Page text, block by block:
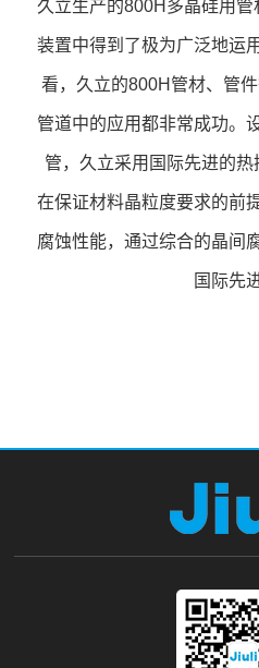
久立生产的800H多晶硅用
装置中得到了极为广泛地运
看，久立的800H管材、管
管道中的应用都非常成功。
管，久立采用国际先进的热
在保证材料晶粒度要求的前
腐蚀性能，通过综合的晶间
国际先